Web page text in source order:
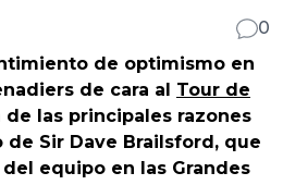
0
de optimismo en
de cara al Tour de
de las principales razones
Sir Dave Brailsford, que
equipo en las Grandes